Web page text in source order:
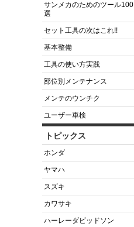
サンメカのためのツール100
選
セット工具の次はこれ!!
基本整備
工具の使い方実践
部位別メンテナンス
メンテのウンチク
ユーザー車検
トピックス
ホンダ
ヤマハ
スズキ
カワサキ
ハーレーダビッドソン